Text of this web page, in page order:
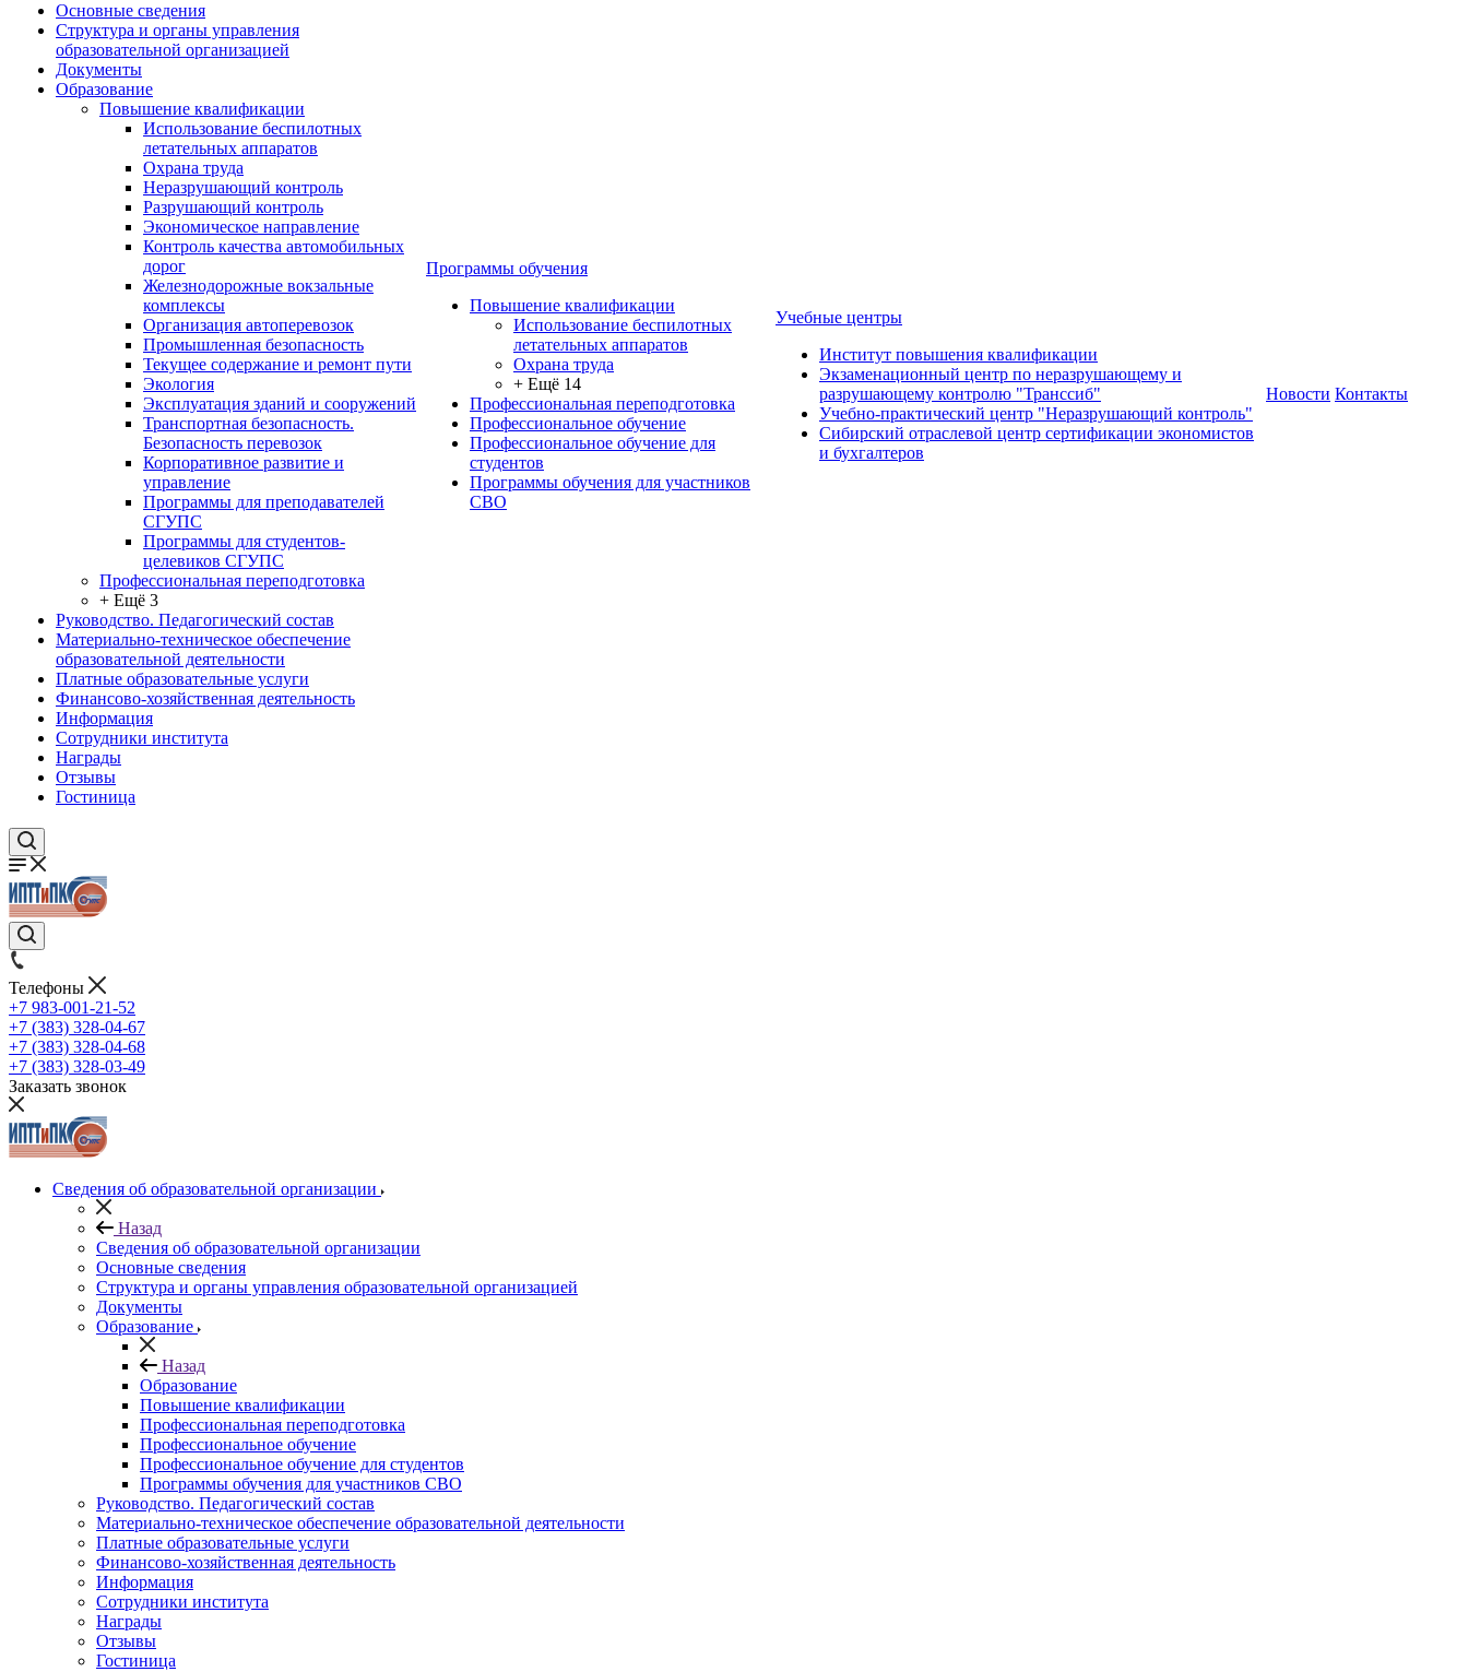
Основные сведения
Структура и органы управления
образовательной организацией
Документы
Образование
Повышение квалификации
Использование беспилотных
летательных аппаратов
Охрана труда
Неразрушающий контроль
Разрушающий контроль
Экономическое направление
Контроль качества автомобильных
дорог
Железнодорожные вокзальные
комплексы
Организация автоперевозок
Промышленная безопасность
Текущее содержание и ремонт пути
Экология
Эксплуатация зданий и сооружений
Транспортная безопасность.
Безопасность перевозок
Корпоративное развитие и
управление
Программы для преподавателей
СГУПС
Программы для студентов-
целевиков СГУПС
Профессиональная переподготовка
+ Ещё 3
Руководство. Педагогический состав
Материально-техническое обеспечение
образовательной деятельности
Платные образовательные услуги
Финансово-хозяйственная деятельность
Информация
Сотрудники института
Награды
Отзывы
Гостиница
Программы обучения
Повышение квалификации
Использование беспилотных
летательных аппаратов
Охрана труда
+ Ещё 14
Профессиональная переподготовка
Профессиональное обучение
Профессиональное обучение для
студентов
Программы обучения для участников
СВО
Учебные центры
Институт повышения квалификации
Экзаменационный центр по неразрушающему и
разрушающему контролю "Транссиб"
Учебно-практический центр "Неразрушающий контроль"
Сибирский отраслевой центр сертификации экономистов
и бухгалтеров
Новости Контакты
Телефоны
+7 983-001-21-52
+7 (383) 328-04-67
+7 (383) 328-04-68
+7 (383) 328-03-49
Заказать звонок
Сведения об образовательной организации
Назад
Сведения об образовательной организации
Основные сведения
Структура и органы управления образовательной организацией
Документы
Образование
Назад
Образование
Повышение квалификации
Профессиональная переподготовка
Профессиональное обучение
Профессиональное обучение для студентов
Программы обучения для участников СВО
Руководство. Педагогический состав
Материально-техническое обеспечение образовательной деятельности
Платные образовательные услуги
Финансово-хозяйственная деятельность
Информация
Сотрудники института
Награды
Отзывы
Гостиница